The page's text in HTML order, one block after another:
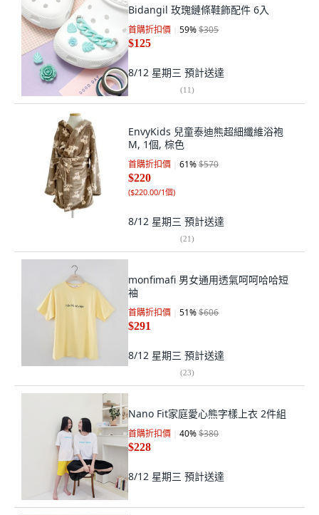
Bidangil 玫瑰鏈條鞋飾配件 6入
首購折扣價 59%$305
$125
8/12 星期三 預計送達
(11)
EnvyKids 兒童泰迪熊超細纖維浴袍
M, 1個, 棕色
首購折扣價 61%$570
$220
($220.00/1個)
8/12 星期三 預計送達
(21)
monfimafi 男女通用透氣呵呵哈哈短
袖
首購折扣價 51%$606
$291
8/12 星期三 預計送達
(23)
Nano Fit家庭愛心熊字樣上衣 2件組
首購折扣價 40%$380
$228
8/12 星期三 預計送達